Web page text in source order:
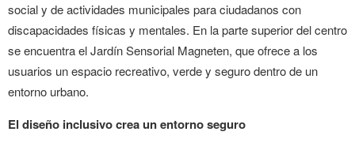
social y de actividades municipales para ciudadanos con
discapacidades físicas y mentales. En la parte superior del centro
se encuentra el Jardín Sensorial Magneten, que ofrece a los
usuarios un espacio recreativo, verde y seguro dentro de un
entorno urbano.
El diseño inclusivo crea un entorno seguro